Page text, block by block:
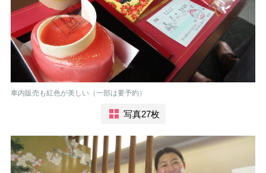
車内販売も紅色が美しい（一部は要予約）
写真27枚